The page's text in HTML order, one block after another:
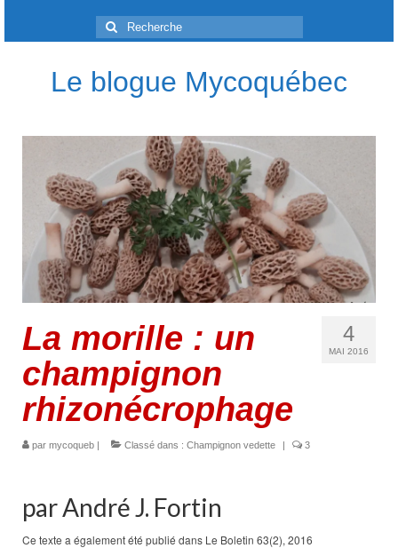
Rechercher
:
Le blogue Mycoquébec
4
MAI 2016
La morille : un
champignon
rhizonécrophage
par mycoqueb | Classé dans : Champignon vedette | 3
par André J. Fortin
Ce texte a également été publié dans Le Boletin 63(2), 2016